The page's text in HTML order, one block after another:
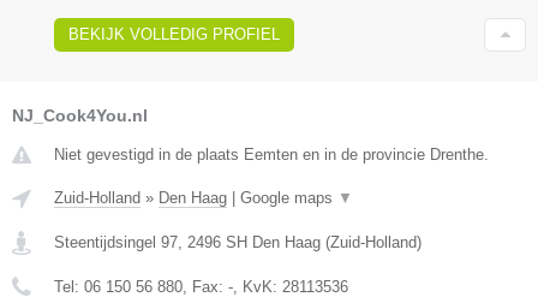
BEKIJK VOLLEDIG PROFIEL
NJ_Cook4You.nl
Niet gevestigd in de plaats Eemten en in de provincie Drenthe.
Zuid-Holland » Den Haag Google maps ▼
Steentijdsingel 97 2496 SH Den Haag (Zuid-Holland)
Tel: 06 150 56 880 , Fax: - , KvK: 28113536